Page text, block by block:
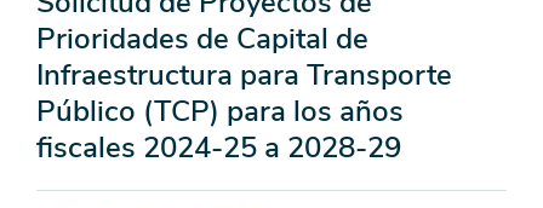
Prioridades de Capital de
Infraestructura para Transporte
Público (TCP) para los años
fiscales 2024-25 a 2028-29